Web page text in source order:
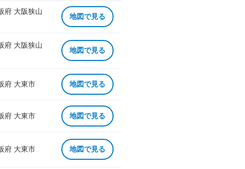
府 大阪狭山
地図で見る
府 大阪狭山
地図で見る
府 大東市 地図で見る
府 大東市 地図で見る
府 大東市 地図で見る